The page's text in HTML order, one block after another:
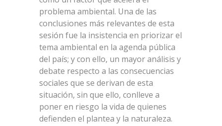
problema ambiental. Una de las
conclusiones más relevantes de esta
sesión fue la insistencia en priorizar el
tema ambiental en la agenda pública
del país; y con ello, un mayor análisis y
debate respecto a las consecuencias
sociales que se derivan de esta
situación, sin que ello, conlleve a
poner en riesgo la vida de quienes
defienden el plantea y la naturaleza.